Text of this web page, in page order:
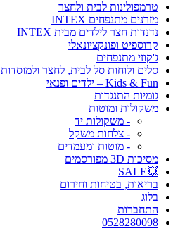
טרמפולינות לבית ולחצר
מזרנים מתנפחים INTEX
נדנדות חצר לילדים מבית INTEX
קרוספיט ופונקציונאלי
ג'קוזי מתנפחים
סלים ולוחות סל לבית, לחצר ולמוסדות
Kids & Fun – ילדים ופנאי
גומיות התנגדות
משקולות ומוטות
- משקולות יד
- צלחות משקל
- מוטות ומעמדים
מסיכות 3D מפורסמים
💥SALE
בריאות, בטיחות וחירום
בלוג
התחברות
0528280098